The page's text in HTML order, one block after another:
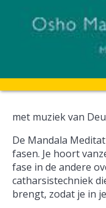
met muziek van
De Mandala
fasen. Je hoort
fase in de andere
catharsistechniek
brengt, zodat je in